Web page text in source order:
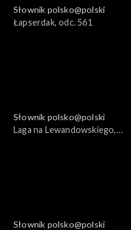
Słownik polsko@polski
Łapserdak, odc. 561
Słownik polsko@polski
Laga na Lewandowskiego,
Słownik polsko@polski